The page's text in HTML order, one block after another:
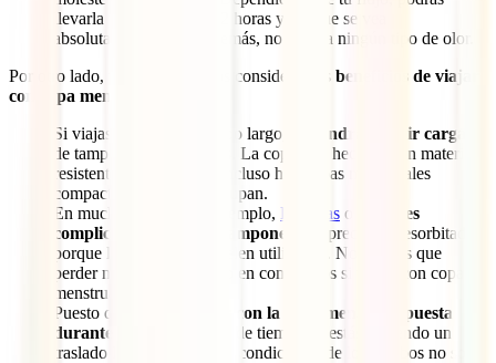
llevarla puesta incluso 12 horas y sin que se vea
absolutamente nada. Además, no genera ningún tipo de olor.
Por otro lado, también debemos considerar los beneficios de viajar
con copa menstrual
Si viajas durante un tiempo largo,
no tendrás que ir cargada
de tampones o compresas. La copa está hecha de un material
resistente y muy ligero. Incluso hay copas menstruales
compactas que apenas ocupan.
En muchos países (por ejemplo, Filipinas o
es
complicado encontrar tampones
o el precio es desorbitado
porque las mujeres no suelen utilizarlos. No tendrás que
perder ni tiempo ni dinero en comprarlos si viajas con copa
menstrual.
Puesto que puedes
viajar con la copa menstrual puesta
durante largos períodos
de tiempo, si estás haciendo un
traslado largo en bus y las condiciones de los lavabos no son